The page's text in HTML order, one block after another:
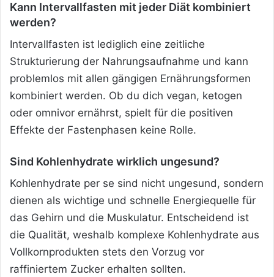
Kann Intervallfasten mit jeder Diät kombiniert
werden?
Intervallfasten ist lediglich eine zeitliche
Strukturierung der Nahrungsaufnahme und kann
problemlos mit allen gängigen Ernährungsformen
kombiniert werden. Ob du dich vegan, ketogen
oder omnivor ernährst, spielt für die positiven
Effekte der Fastenphasen keine Rolle.
Sind Kohlenhydrate wirklich ungesund?
Kohlenhydrate per se sind nicht ungesund, sondern
dienen als wichtige und schnelle Energiequelle für
das Gehirn und die Muskulatur. Entscheidend ist
die Qualität, weshalb komplexe Kohlenhydrate aus
Vollkornprodukten stets den Vorzug vor
raffiniertem Zucker erhalten sollten.